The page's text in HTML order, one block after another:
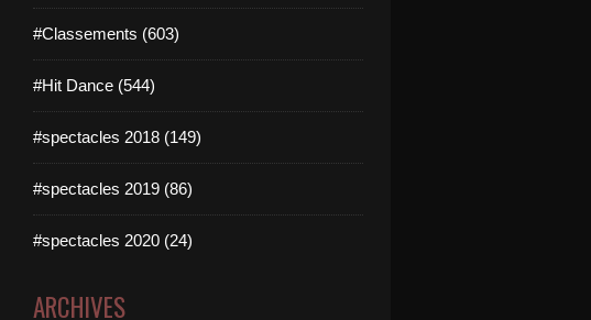
#Classements (603)
#Hit Dance (544)
#spectacles 2018 (149)
#spectacles 2019 (86)
#spectacles 2020 (24)
ARCHIVES